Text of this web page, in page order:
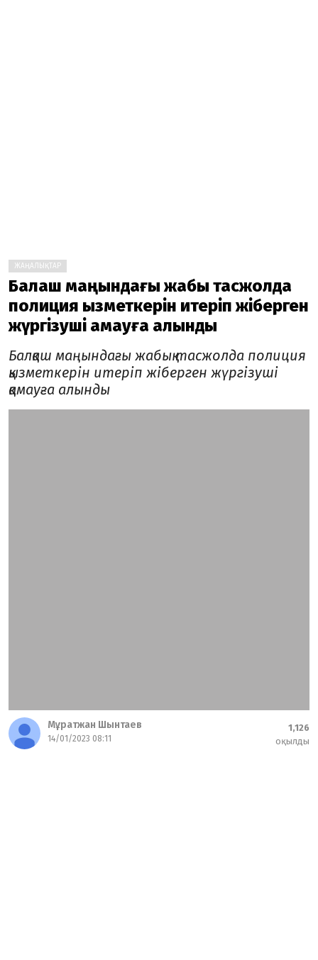
ЖАҢАЛЫҚТАР
Балқаш маңындағы жабық тасжолда
полиция қызметкерін итеріп жіберген
жүргізуші қамауға алынды
Балқаш маңындағы жабық тасжолда полиция
қызметкерін итеріп жіберген жүргізуші
қамауға алынды
Мұратжан Шынтаев
14/01/2023 08:11
1,126
оқылды